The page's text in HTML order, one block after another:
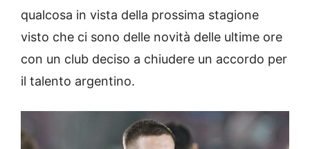
qualcosa in vista della prossima stagione
visto che ci sono delle novità delle ultime ore
con un club deciso a chiudere un accordo per
il talento argentino.